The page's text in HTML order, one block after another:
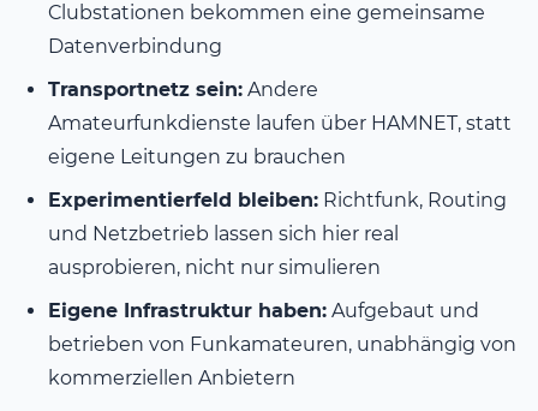
Clubstationen bekommen eine gemeinsame
Datenverbindung
Transportnetz sein: Andere
Amateurfunkdienste laufen über HAMNET, statt
eigene Leitungen zu brauchen
Experimentierfeld bleiben: Richtfunk, Routing
und Netzbetrieb lassen sich hier real
ausprobieren, nicht nur simulieren
Eigene Infrastruktur haben: Aufgebaut und
betrieben von Funkamateuren, unabhängig von
kommerziellen Anbietern